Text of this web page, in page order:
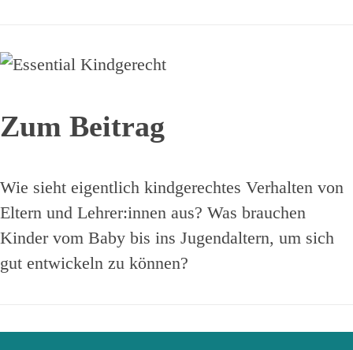
Zum Beitrag
Wie sieht eigentlich kindgerechtes Verhalten von
Eltern und Lehrer:innen aus? Was brauchen
Kinder vom Baby bis ins Jugendaltern, um sich
gut entwickeln zu können?